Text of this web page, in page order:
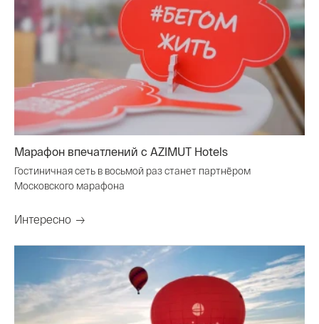
Марафон впечатлений с AZIMUT Hotels
Гостиничная сеть в восьмой раз станет партнёром
Московского марафона
Интересно